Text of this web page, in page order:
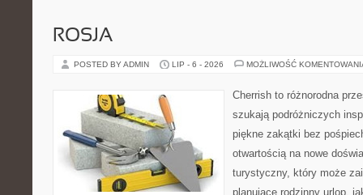
ROSJA
POSTED BY ADMIN LIP - 6 - 2026 MOŻLIWOŚĆ
Cherrish to różnorodna
szukają podróżniczych
piękne zakątki bez
otwartością na nowe
turystyczny, który może
planujące rodzinny urlop,